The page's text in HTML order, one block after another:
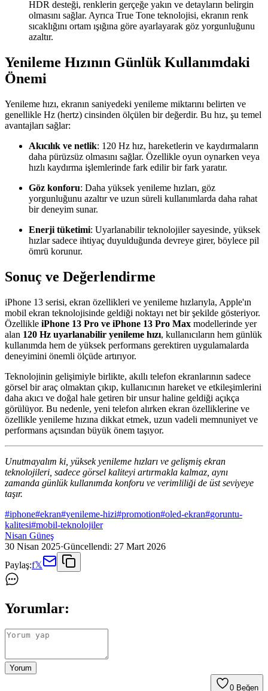
HDR desteği, renklerin gerçeğe yakın ve detayların belirgin
olmasını sağlar. Ayrıca True Tone teknolojisi, ekranın renk
sıcaklığını ortam ışığına göre ayarlayarak göz yorgunluğunu
azaltır.
Yenileme Hızının Günlük Kullanımdaki
Önemi
Yenileme hızı, ekranın saniyedeki yenileme miktarını belirten ve
genellikle Hz (hertz) cinsinden ölçülen bir değerdir. Bu hız, şu temel
avantajları sağlar:
Akıcılık ve netlik: 120 Hz hız, hareketlerin ve kaydırmaların
daha pürüzsüz olmasını sağlar. Özellikle oyun oynarken veya
hızlı kaydırma işlemlerinde fark edilir bir fark yaratır.
Göz konforu: Daha yüksek yenileme hızları, göz
yorgunluğunu azaltır ve uzun süreli kullanımlarda daha rahat
bir deneyim sunar.
Enerji tüketimi: Uyarlanabilir teknolojiler sayesinde, yüksek
hızlar sadece ihtiyaç duyulduğunda devreye girer, böylece pil
ömrü korunur.
Sonuç ve Değerlendirme
iPhone 13 serisi, ekran özellikleri ve yenileme hızlarıyla, Apple'ın
mobil ekran teknolojisinde geldiği noktayı net bir şekilde gösteriyor.
Özellikle iPhone 13 Pro ve iPhone 13 Pro Max modellerinde yer
alan 120 Hz uyarlanabilir yenileme hızı, kullanıcıların hem günlük
kullanımda hem de yüksek performans gerektiren uygulamalarda
deneyimini önemli ölçüde artırıyor.
Teknolojinin gelişimiyle birlikte, akıllı telefon ekranlarının sadece
görsel bir araç olmaktan çıkıp, kullanıcının hareket ve etkileşimlerini
daha akıcı ve doğal hale getiren bir unsur haline geldiği açıkça
görülüyor. Bu nedenle, yeni telefon alırken ekran özelliklerine ve
özellikle yenileme hızına dikkat etmek, uzun vadeli memnuniyet ve
performans açısından büyük önem taşıyor.
Unutmayalım ki, yüksek yenileme hızları ve gelişmiş ekran
teknolojileri, sadece görsel kaliteyi artırmakla kalmaz, aynı
zamanda günlük kullanımda konforu ve verimliliği de üst seviyeye
taşır.
#iphone#ekran#yenileme-hizi#promotion#oled-ekran#goruntu-
kalitesi#mobil-teknolojiler
Nisan Güneş
30 Nisan 2025·Güncellendi: 27 Mart 2026
Paylaş:f𝕏
Yorumlar:
Yorum
0 Beğen